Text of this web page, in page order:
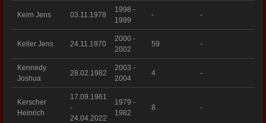
Keim Jens 03.11.1978
1998 -
1999
- -
Keller Jens 24.11.1970
2000 -
2002
59 -
Kennedy
Joshua
28.02.1982
2003 -
2004
4 -
Kerscher
Heinrich
17.09.1961
-
24.04.2022
1979 -
1982
8 -